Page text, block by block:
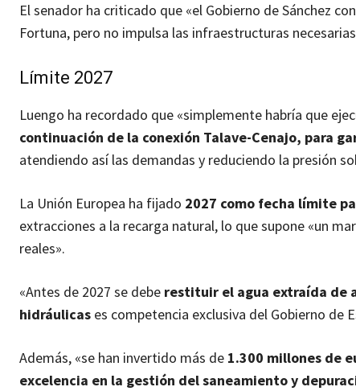
El senador ha criticado que «el Gobierno de Sánchez
Fortuna, pero no impulsa las infraestructuras
Límite 2027
Luengo ha recordado que «simplemente habría que
continuación de la conexión Talave-Cenajo, para
atendiendo así las demandas y reduciendo la presión
La Unión Europea ha fijado 2027 como fecha límite
extracciones a la recarga natural, lo que supone «un
reales».
«Antes de 2027 se debe restituir el agua extraída de
hidráulicas es competencia exclusiva del Gobierno de
Además, «se han invertido más de 1.300 millones de
excelencia en la gestión del saneamiento y